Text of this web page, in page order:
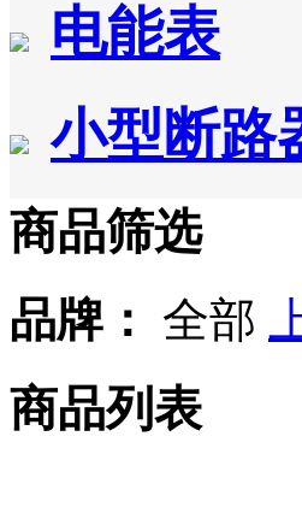
电能表
小型断路
商品筛选
品牌： 全部
商品列表